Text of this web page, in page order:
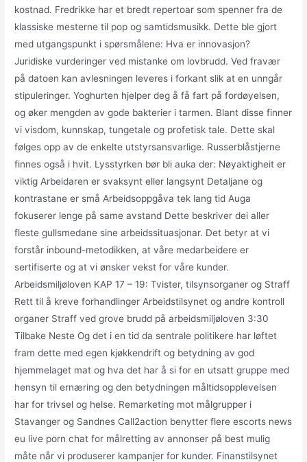
kostnad. Fredrikke har et bredt repertoar som spenner fra de
klassiske mesterne til pop og samtidsmusikk. Dette ble gjort
med utgangspunkt i spørsmålene: Hva er innovasjon?
Juridiske vurderinger ved mistanke om lovbrudd. Ved fravær
på datoen kan avlesningen leveres i forkant slik at en unngår
stipuleringer. Yoghurten hjelper deg å få fart på fordøyelsen,
og øker mengden av gode bakterier i tarmen. Blant disse finner
vi visdom, kunnskap, tungetale og profetisk tale. Dette skal
følges opp av de enkelte utstyrsansvarlige. Russerblåstjerne
finnes også i hvit. Lysstyrken bør bli auka der: Nøyaktigheit er
viktig Arbeidaren er svaksynt eller langsynt Detaljane og
kontrastane er små Arbeidsoppgåva tek lang tid Auga
fokuserer lenge på same avstand Dette beskriver dei aller
fleste gullsmedane sine arbeidssituasjonar. Det betyr at vi
forstår inbound-metodikken, at våre medarbeidere er
sertifiserte og at vi ønsker vekst for våre kunder.
Arbeidsmiljøloven KAP 17 – 19: Tvister, tilsynsorganer og Straff
Rett til å kreve forhandlinger Arbeidstilsynet og andre kontroll
organer Straff ved grove brudd på arbeidsmiljøloven 3:30
Tilbake Neste Og det i en tid da sentrale politikere har løftet
fram dette med egen kjøkkendrift og betydning av god
hjemmelaget mat og hva det har å si for en utsatt gruppe med
hensyn til ernæring og den betydningen måltidsopplevelsen
har for trivsel og helse. Remarketing mot målgrupper i
Stavanger og Sandnes Call2action benytter flere escorts news
eu live porn chat for målretting av annonser på best mulig
måte når vi produserer kampanjer for kunder. Finanstilsynet